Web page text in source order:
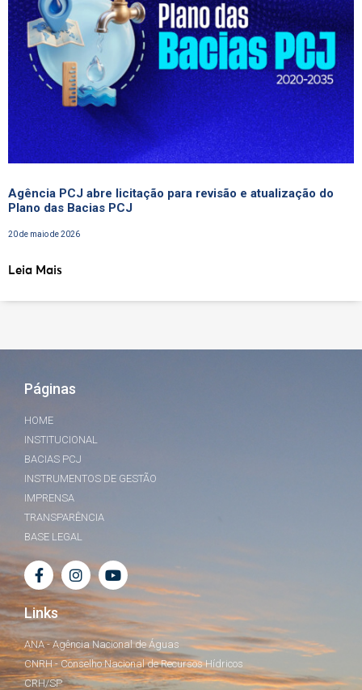
Agência PCJ abre licitação para revisão e atualização do
Plano das Bacias PCJ
20 de maio de 2026
Leia Mais
Páginas
HOME
INSTITUCIONAL
BACIAS PCJ
INSTRUMENTOS DE GESTÃO
IMPRENSA
TRANSPARÊNCIA
BASE LEGAL
Links
ANA - Agência Nacional de Águas
CNRH - Conselho Nacional de Recursos Hídricos
CRH/SP